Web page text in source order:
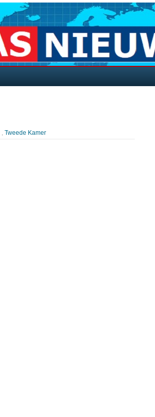
, Tweede Kamer